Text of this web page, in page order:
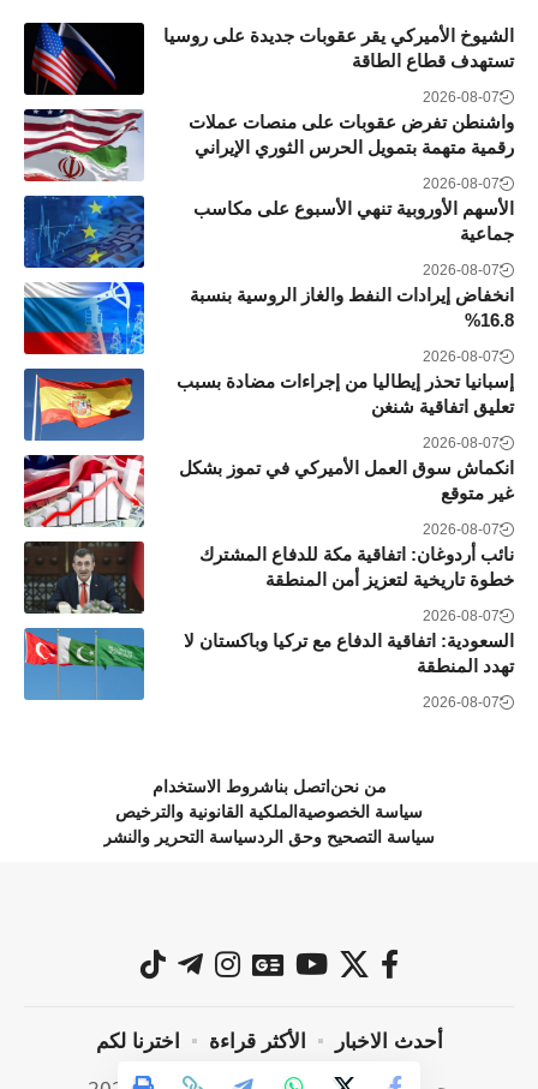
الشيوخ الأميركي يقر عقوبات جديدة على روسيا
تستهدف قطاع الطاقة
2026-08-07
واشنطن تفرض عقوبات على منصات عملات
رقمية متهمة بتمويل الحرس الثوري الإيراني
2026-08-07
الأسهم الأوروبية تنهي الأسبوع على مكاسب
جماعية
2026-08-07
انخفاض إيرادات النفط والغاز الروسية بنسبة
16.8%
2026-08-07
إسبانيا تحذر إيطاليا من إجراءات مضادة بسبب
تعليق اتفاقية شنغن
2026-08-07
انكماش سوق العمل الأميركي في تموز بشكل
غير متوقع
2026-08-07
نائب أردوغان: اتفاقية مكة للدفاع المشترك
خطوة تاريخية لتعزيز أمن المنطقة
2026-08-07
السعودية: اتفاقية الدفاع مع تركيا وباكستان لا
تهدد المنطقة
2026-08-07
من نحن اتصل بناشروط الاستخدام
سياسة الخصوصية الملكية القانونية والترخيص
سياسة التصحيح وحق الردسياسة التحرير والنشر
أحدث الاخبار الأكثر قراءة اخترنا لكم